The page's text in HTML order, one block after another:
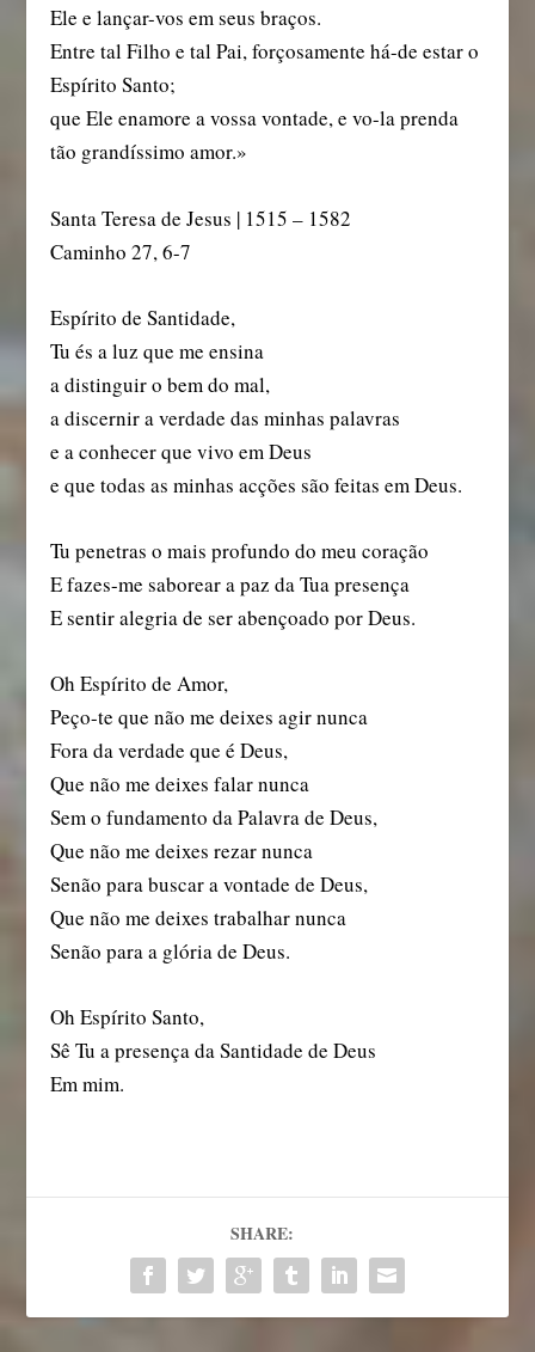
Ele e lançar-vos em seus braços.
Entre tal Filho e tal Pai, forçosamente há-de estar o
Espírito Santo;
que Ele enamore a vossa vontade, e vo-la prenda
tão grandíssimo amor.»
Santa Teresa de Jesus | 1515 – 1582
Caminho 27, 6-7
Espírito de Santidade,
Tu és a luz que me ensina
a distinguir o bem do mal,
a discernir a verdade das minhas palavras
e a conhecer que vivo em Deus
e que todas as minhas acções são feitas em Deus.
Tu penetras o mais profundo do meu coração
E fazes-me saborear a paz da Tua presença
E sentir alegria de ser abençoado por Deus.
Oh Espírito de Amor,
Peço-te que não me deixes agir nunca
Fora da verdade que é Deus,
Que não me deixes falar nunca
Sem o fundamento da Palavra de Deus,
Que não me deixes rezar nunca
Senão para buscar a vontade de Deus,
Que não me deixes trabalhar nunca
Senão para a glória de Deus.
Oh Espírito Santo,
Sê Tu a presença da Santidade de Deus
Em mim.
SHARE: